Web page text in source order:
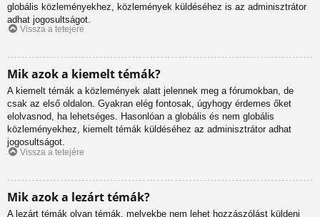
globális közleményekhez, közlemények küldéséhez is az adminisztrátor
adhat jogosultságot.
Vissza a tetejére
Mik azok a kiemelt témák?
A kiemelt témák a közlemények alatt jelennek meg a fórumokban, de
csak az első oldalon. Gyakran elég fontosak, úgyhogy érdemes őket
elolvasnod, ha lehetséges. Hasonlóan a globális és nem globális
közleményekhez, kiemelt témák küldéséhez az adminisztrátor adhat
jogosultságot.
Vissza a tetejére
Mik azok a lezárt témák?
A lezárt témák olyan témák, melyekbe nem lehet hozzászólást küldeni